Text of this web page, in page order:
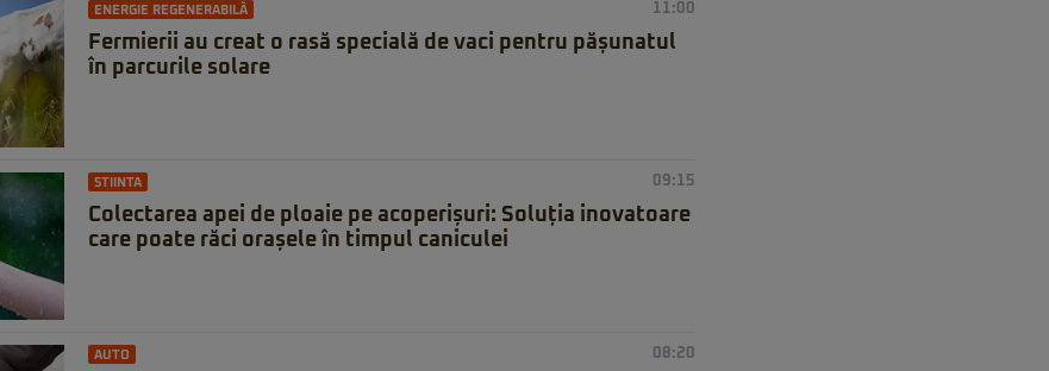
ENERGIE REGENERABILĂ 11:00
Fermierii au creat o rasă specială de vaci pentru pășunatul
în parcurile solare
STIINTA 09:15
Colectarea apei de ploaie pe acoperișuri: Soluția inovatoare
care poate răci orașele în timpul caniculei
AUTO 08:20